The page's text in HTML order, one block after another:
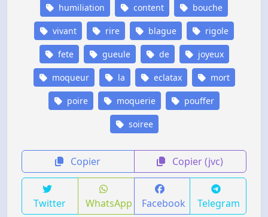
humiliation content bouche
vivant rire blague rigole
fete gueule de joyeux
moqueur la eclatax mort
poire moquerie pouffer
soiree
Copier Copier (jvc)
Twitter WhatsApp Facebook Telegram